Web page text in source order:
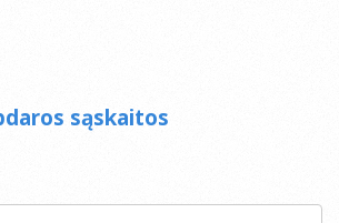
sąskaitos